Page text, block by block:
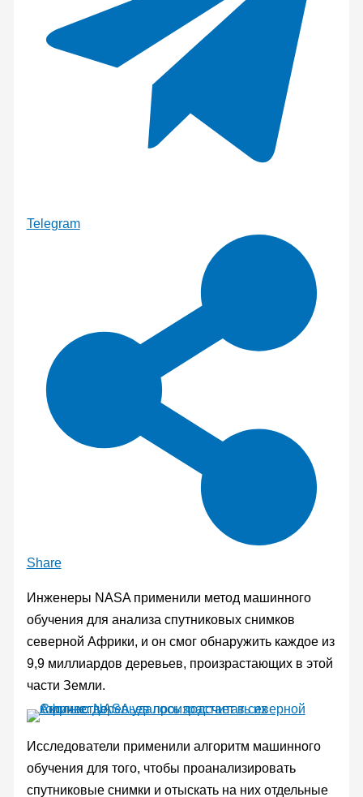
Telegram
Share
Инженеры NASA применили метод машинного
обучения для анализа спутниковых снимков
северной Африки, и он смог обнаружить каждое из
9,9 миллиардов деревьев, произрастающих в этой
части Земли.
Исследователи применили алгоритм машинного
обучения для того, чтобы проанализировать
спутниковые снимки и отыскать на них отдельные